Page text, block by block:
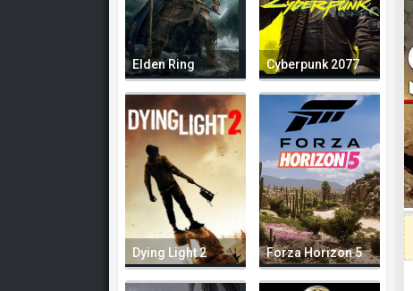
Elden Ring Cyberpunk 2077
Dying Light 2 Forza Horizon 5